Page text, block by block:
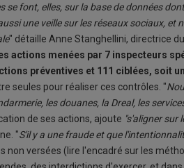
se font, elles, sur la base de données
une veille sur les réseaux sociaux, et
" détaille Anne Stanghellini, directrice
actions menées par 7 inspecteurs
préventives et 111 ciblées, soit
seules pour réaliser ces contrôles. "
les douanes, la Dreal, les
de ses actions, ajoute "s'aligner sur
"S'il y a une fraude et que
non versées (lire l'encadré sur les